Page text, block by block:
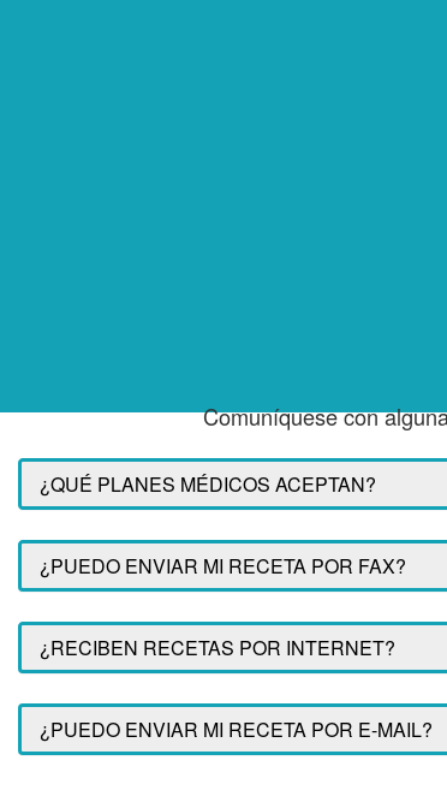
Comuníquese con
¿QUÉ PLANES MÉDICOS ACEPTAN?
¿PUEDO ENVIAR MI RECETA POR FAX?
¿RECIBEN RECETAS POR INTERNET?
¿PUEDO ENVIAR MI RECETA POR E-MAIL?